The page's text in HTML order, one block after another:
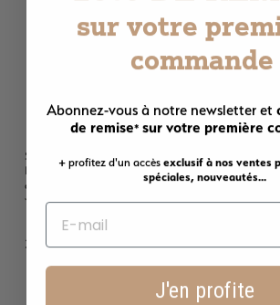
Savon solide parfumé au
Lait d'ânesse - Au beurre
de karité bio 125g
2221 avis
3,00€3
Savon solide
Monoï - Au
3,00€3
0
0
sur votre
commande
Abonnez-vous à notre newsletter et
de remise*sur votre première
+ profitez d'un accès exclusif à nos ventes
spéciales, nouveautés...
J'en profite